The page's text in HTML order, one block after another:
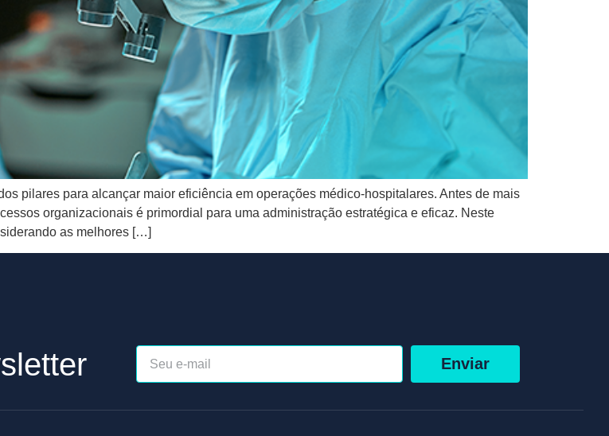
pilares para alcançar maior eficiência em operações médico-hospitalares. Antes de mais
organizacionais é primordial para uma administração estratégica e eficaz. Neste
as melhores […]
Enviar